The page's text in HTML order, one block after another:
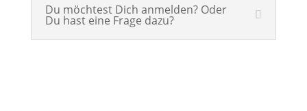
Du möchtest Dich anmelden? Oder
Du hast eine Frage dazu?